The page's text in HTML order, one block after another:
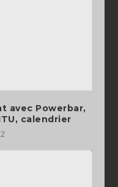
avec Powerbar,
calendrier